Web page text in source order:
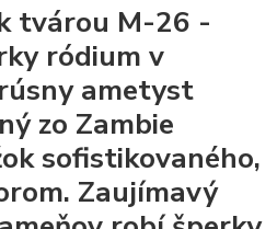
tvárou M-26 -
ródium v
ametyst
zo Zambie
sofistikovaného,
Zaujímavý